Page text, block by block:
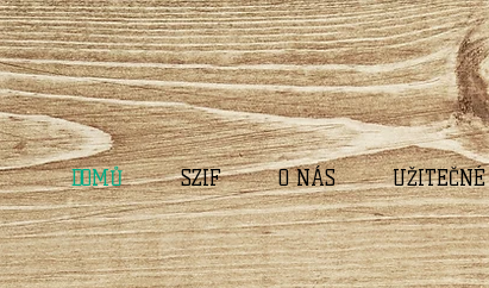
DOMŮ SZIF O NÁS